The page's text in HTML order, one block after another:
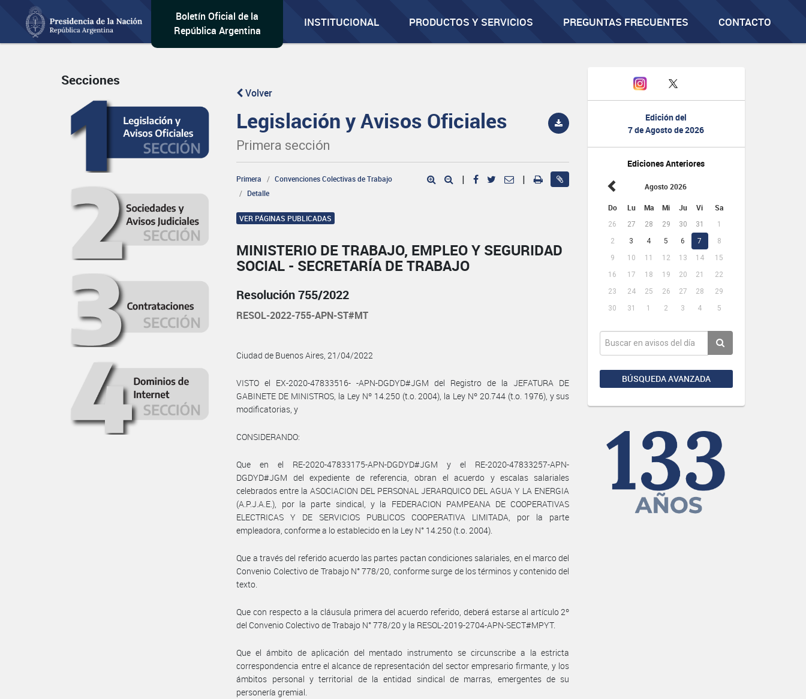
Boletín Oficial de la
República Argentina
INSTITUCIONAL PRODUCTOS Y SERVICIOS PREGUNTAS FRECUENTES CONTACTO
Edición del
7 de Agosto de 2026
Ediciones Anteriores
Agosto 2026
Do Lu Ma Mi Ju Vi Sa
26 27 28 29 30 31
1
2
3 4 5 6 7
8
9
10 11 12 13 14
15
16
17 18 19 20 21
22
23
24 25 26 27 28
29
30
31 1 2 3 4 5
BÚSQUEDA AVANZADA
Secciones
Volver
Legislación y Avisos Oficiales
Primera sección
Primera
Convenciones Colectivas de Trabajo
Detalle
| |
VER PÁGINAS PUBLICADAS
MINISTERIO DE TRABAJO, EMPLEO Y SEGURIDAD
SOCIAL - SECRETARÍA DE TRABAJO
Resolución 755/2022
RESOL-2022-755-APN-ST#MT
Ciudad de Buenos Aires, 21/04/2022
VISTO el EX-2020-47833516- -APN-DGDYD#JGM del Registro de la JEFATURA DE
GABINETE DE MINISTROS, la Ley Nº 14.250 (t.o. 2004), la Ley Nº 20.744 (t.o. 1976), y sus
modificatorias, y
CONSIDERANDO:
Que en el RE-2020-47833175-APN-DGDYD#JGM y el RE-2020-47833257-APN-
DGDYD#JGM del expediente de referencia, obran el acuerdo y escalas salariales
celebrados entre la ASOCIACION DEL PERSONAL JERARQUICO DEL AGUA Y LA ENERGIA
(A.P.J.A.E.), por la parte sindical, y la FEDERACION PAMPEANA DE COOPERATIVAS
ELECTRICAS Y DE SERVICIOS PUBLICOS COOPERATIVA LIMITADA, por la parte
empleadora, conforme a lo establecido en la Ley N° 14.250 (t.o. 2004).
Que a través del referido acuerdo las partes pactan condiciones salariales, en el marco del
Convenio Colectivo de Trabajo N° 778/20, conforme surge de los términos y contenido del
texto.
Que con respecto a la cláusula primera del acuerdo referido, deberá estarse al artículo 2º
del Convenio Colectivo de Trabajo N° 778/20 y la RESOL-2019-2704-APN-SECT#MPYT.
Que el ámbito de aplicación del mentado instrumento se circunscribe a la estricta
correspondencia entre el alcance de representación del sector empresario firmante, y los
ámbitos personal y territorial de la entidad sindical de marras, emergentes de su
personería gremial.